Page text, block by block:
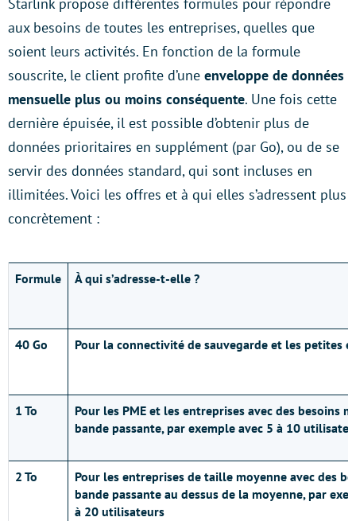
Starlink propose différentes formules pour répondre
aux besoins de toutes les entreprises, quelles que
soient leurs activités. En fonction de la formule
souscrite, le client profite d’une enveloppe de données
mensuelle plus ou moins conséquente. Une fois cette
dernière épuisée, il est possible d’obtenir plus de
données prioritaires en supplément (par Go), ou de se
servir des données standard, qui sont incluses en
illimitées. Voici les offres et à qui elles s’adressent plus
concrètement :
Formule À qui s’adresse-t-elle ?
40 Go Pour la connectivité de sauvegarde et les petites
1 To
Pour les PME et les entreprises avec des besoins
bande passante, par exemple avec 5 à 10
2 To
Pour les entreprises de taille moyenne avec des
bande passante au dessus de la moyenne, par
à 20 utilisateurs